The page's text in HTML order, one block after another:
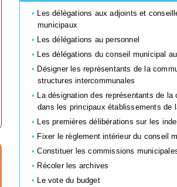
Les délégations aux adjoints et
municipaux
Les délégations au personnel
Les délégations du conseil municipal
Désigner les représentants de la
structures intercommunales
La désignation des représentants de la
dans les principaux établissements de
Les premières délibérations sur les
Fixer le règlement intérieur du conseil
Constituer les commissions
Récoler les archives
Le vote du budget